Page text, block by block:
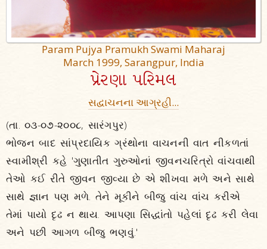
Param Pujya Pramukh Swami Maharaj
March 1999, Sarangpur, India
પ્રેરણા પરિમલ
સદ્વાચનના આગ્રહી...
(તા. ૦૩-૦૭-૨૦૦૮, સારંગપુર)
ભોજન બાદ સાંપ્રદાયિક ગ્રંથોના વાચનની વાત નીકળતાં
સ્વામીશ્રી કહે 'ગુણાતીત ગુરુઓનાં જીવનચરિત્રો વાંચવાથી
તેઓ કઈ રીતે જીવન જીવ્યા છે એ શીખવા મળે અને સાથે
સાથે જ્ઞાન પણ મળે. તેને મૂકીને બીજુ વાંચ વાંચ કરીએ
તેમાં પાયો દૃઢ ન થાય. આપણા સિદ્ધાંતો પહેલાં દૃઢ કરી લેવા
અને પછી આગળ બીજુ ભણવું.'